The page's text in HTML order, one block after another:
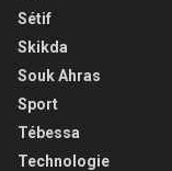
Sétif
Skikda
Souk Ahras
Sport
Tébessa
Technologie